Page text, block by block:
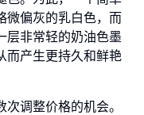
微偏灰的乳白色，而
层非常轻的奶油色墨
而产生更持久和鲜艳
调整价格的机会。